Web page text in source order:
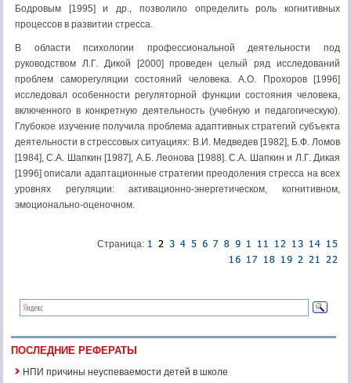
Бодровым [1995] и др., позволило определить роль когнитивных
процессов в развитии стресса.
В области психологии профессиональной деятельности под
руководством Л.Г. Дикой [2000] проведен целый ряд исследований
проблем саморегуляции состояний человека. А.О. Прохоров [1996]
исследовал особенности регуляторной функции состояния человека,
включенного в конкретную деятельность (учебную и педагогическую).
Глубокое изучение получила проблема адаптивных стратегий субъекта
деятельности в стрессовых ситуациях: В.И. Медведев [1982], Б.Ф. Ломов
[1984], С.А. Шапкин [1987], А.Б. Леонова [1988]. С.А. Шапкин и Л.Г. Дикая
[1996] описали адаптационные стратегии преодоления стресса на всех
уровнях регуляции: активационно-энергетическом, когнитивном,
эмоционально-оценочном.
Страница:
ПОСЛЕДНИЕ РЕФЕРАТЫ
НПИ причины неуспеваемости детей в школе